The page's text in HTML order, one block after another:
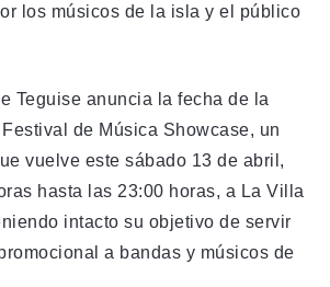
los músicos de la isla y el público
Teguise anuncia la fecha de la
de Música Showcase, un
vuelve este sábado 13 de abril,
hasta las 23:00 horas, a La Villa
intacto su objetivo de servir
a bandas y músicos de